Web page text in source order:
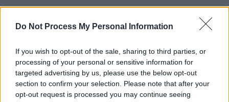
Do Not Process My Personal Information
If you wish to opt-out of the sale, sharing to third parties, or
processing of your personal or sensitive information for
targeted advertising by us, please use the below opt-out
section to confirm your selection. Please note that after your
opt-out request is processed you may continue seeing
Article précédent
Crise Médicamenteuse : 50
000 Patients Atteint
d’Hypertension Sans
Article suivant
Les 7 secrets d’un
professeur de 101 ans
pour rester en forme